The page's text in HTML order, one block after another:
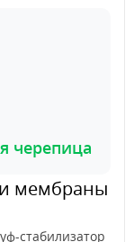
черепица
мембраны
стабилизатор